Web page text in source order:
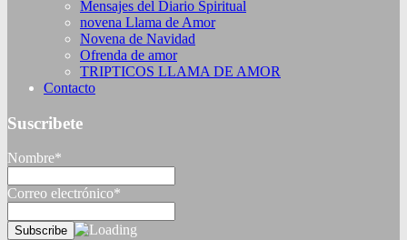
Mensajes del Diario Spiritual
novena Llama de Amor
Novena de Navidad
Ofrenda de amor
TRIPTICOS LLAMA DE AMOR
Contacto
Suscribete
Nombre*
Correo electrónico*